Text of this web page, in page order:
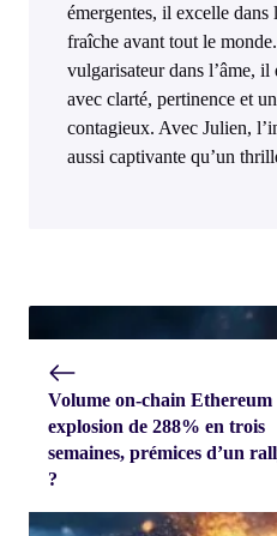
émergentes, il excelle dans
fraîche avant tout le
vulgarisateur dans l’âme,
avec clarté, pertinence et
contagieux. Avec Julien,
aussi captivante qu’un
Volume on-chain Ethereum
explosion de 288% en trois
semaines, prémices d’un
?